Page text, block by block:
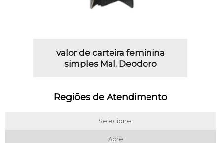
valor de carteira feminina
simples Mal. Deodoro
Regiões de Atendimento
Selecione:
Acre